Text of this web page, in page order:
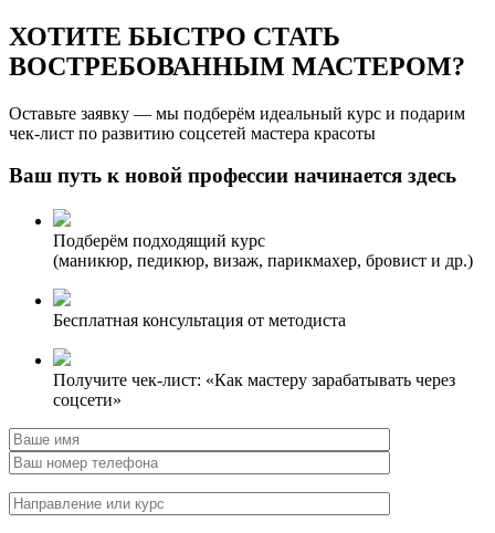
ХОТИТЕ БЫСТРО СТАТЬ
ВОСТРЕБОВАННЫМ МАСТЕРОМ?
Оставьте заявку — мы подберём идеальный курс и подарим
чек-лист по развитию соцсетей мастера красоты
Ваш путь к новой профессии начинается здесь
Подберём подходящий курс
(маникюр, педикюр, визаж, парикмахер, бровист и др.)
Бесплатная консультация от методиста
Получите чек-лист: «Как мастеру зарабатывать через
соцсети»